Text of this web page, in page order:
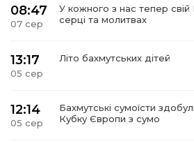
08:47
07 сер
У кожного з нас тепер свій
серці та молитвах
13:17
05 сер
Літо бахмутських дітей
12:14
05 сер
Бахмутські сумоїсти
Кубку Європи з сумо